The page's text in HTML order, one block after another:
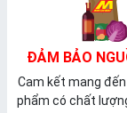
ĐẢM BẢO
Cam kết mang
phẩm có chất